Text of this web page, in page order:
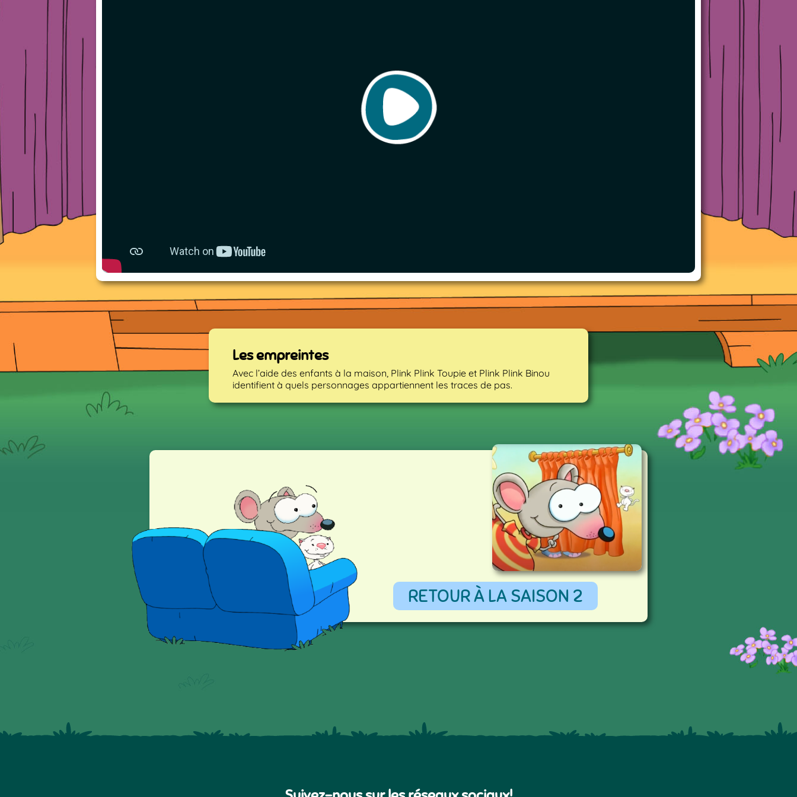
Les empreintes
Avec l’aide des enfants à la maison, Plink Plink Toupie et Plink Plink Binou
identifient à quels personnages appartiennent les traces de pas.
RETOUR À LA SAISON 2